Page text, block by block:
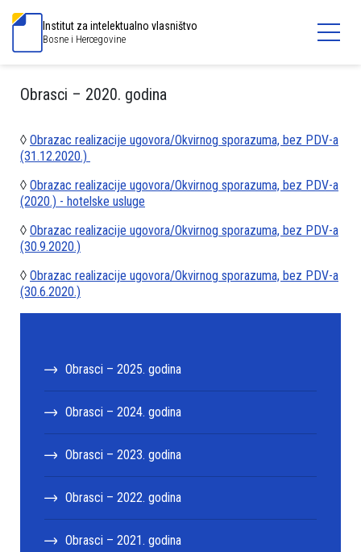
Institut za intelektualno vlasništvo
Bosne i Hercegovine
Obrasci – 2020. godina
◊ Obrazac realizacije ugovora/Okvirnog sporazuma, bez PDV-a
(31.12.2020.)
◊ Obrazac realizacije ugovora/Okvirnog sporazuma, bez PDV-a
(2020.) - hotelske usluge
◊ Obrazac realizacije ugovora/Okvirnog sporazuma, bez PDV-a
(30.9.2020.)
◊ Obrazac realizacije ugovora/Okvirnog sporazuma, bez PDV-a
(30.6.2020.)
Obrasci – 2025. godina
Obrasci – 2024. godina
Obrasci – 2023. godina
Obrasci – 2022. godina
Obrasci – 2021. godina